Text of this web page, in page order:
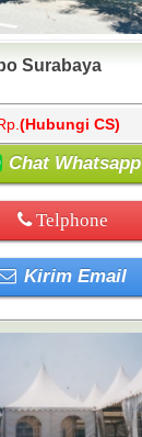
Surabaya
(Hubungi CS)
Chat Whatsapp
Telphone
Kirim Email